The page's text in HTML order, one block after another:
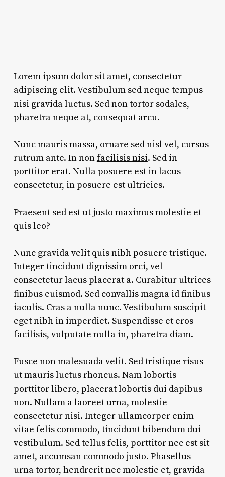
Lorem ipsum dolor sit amet, consectetur
adipiscing elit. Vestibulum sed neque tempus
nisi gravida luctus. Sed non tortor sodales,
pharetra neque at, consequat arcu.
Nunc mauris massa, ornare sed nisl vel, cursus
rutrum ante. In nonfacilisis nisi. Sed in
porttitor erat. Nulla posuere est in lacus
consectetur, in posuere est ultricies.
Praesent sed est ut justo maximus molestie et
quis leo?
Nunc gravida velit quis nibh posuere tristique.
Integer tincidunt dignissim orci, vel
consectetur lacus placerat a. Curabitur ultrices
finibus euismod. Sed convallis magna id finibus
iaculis. Cras a nulla nunc. Vestibulum suscipit
eget nibh in imperdiet. Suspendisse et eros
facilisis, vulputate nulla in, pharetra diam.
Fusce non malesuada velit. Sed tristique risus
ut mauris luctus rhoncus. Nam lobortis
porttitor libero, placerat lobortis dui dapibus
non. Nullam a laoreet urna, molestie
consectetur nisi. Integer ullamcorper enim
vitae felis commodo, tincidunt bibendum dui
vestibulum. Sed tellus felis, porttitor nec est sit
amet, accumsan commodo justo. Phasellus
urna tortor, hendrerit nec molestie et, gravida